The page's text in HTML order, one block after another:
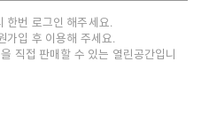
한번 로그인 해주세요.
가입 후 이용해 주세요.
직접 판매할 수 있는 열린공간입니